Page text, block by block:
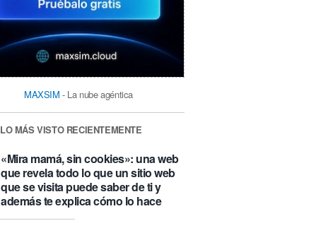
MAXSIM - La nube agéntica
LO MÁS VISTO RECIENTEMENTE
«Mira mamá, sin cookies»: una web
que revela todo lo que un sitio web
que se visita puede saber de ti y
además te explica cómo lo hace